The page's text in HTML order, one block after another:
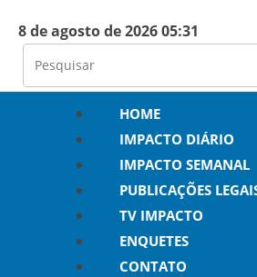
8 de agosto de 2026 05:31
HOME
IMPACTO DIÁRIO
IMPACTO SEMANAL
PUBLICAÇÕES
TV IMPACTO
ENQUETES
CONTATO